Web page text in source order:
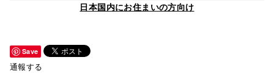
日本国内にお住まいの方向け
Save
通報する